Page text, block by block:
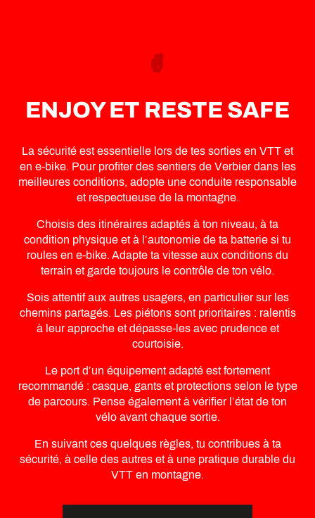
ENJOY ET RESTE SAFE
La sécurité est essentielle lors de tes sorties en VTT et
en e-bike. Pour profiter des sentiers de Verbier dans les
meilleures conditions, adopte une conduite responsable
et respectueuse de la montagne.
Choisis des itinéraires adaptés à ton niveau, à ta
condition physique et à l’autonomie de ta batterie si tu
roules en e-bike. Adapte ta vitesse aux conditions du
terrain et garde toujours le contrôle de ton vélo.
Sois attentif aux autres usagers, en particulier sur les
chemins partagés. Les piétons sont prioritaires : ralentis
à leur approche et dépasse-les avec prudence et
courtoisie.
Le port d’un équipement adapté est fortement
recommandé : casque, gants et protections selon le type
de parcours. Pense également à vérifier l’état de ton
vélo avant chaque sortie.
En suivant ces quelques règles, tu contribues à ta
sécurité, à celle des autres et à une pratique durable du
VTT en montagne.